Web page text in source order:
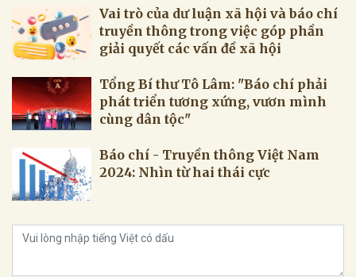
Vai trò của dư luận xã hội và báo chí
truyền thông trong việc góp phần
giải quyết các vấn đề xã hội
Tổng Bí thư Tô Lâm: "Báo chí phải
phát triển tương xứng, vươn mình
cùng dân tộc"
Báo chí - Truyền thông Việt Nam
2024: Nhìn từ hai thái cực